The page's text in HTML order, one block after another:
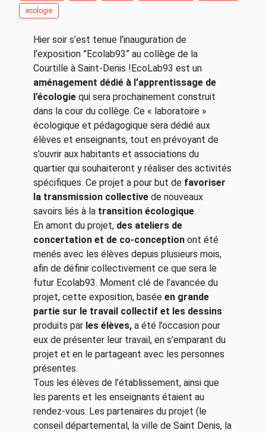
ecologie
Hier soir s’est tenue l’inauguration de
l’exposition ”Ecolab93” au collège de la
Courtille à Saint-Denis !EcoLab93 est un
aménagement dédié à l’apprentissage de
l’écologie qui sera prochainement construit
dans la cour du collège. Ce « laboratoire »
écologique et pédagogique sera dédié aux
élèves et enseignants, tout en prévoyant de
s’ouvrir aux habitants et associations du
quartier qui souhaiteront y réaliser des activités
spécifiques. Ce projet a pour but de favoriser
la transmission collective de nouveaux
savoirs liés à la transition écologique.
En amont du projet, des ateliers de
concertation et de co-conception ont été
menés avec les élèves depuis plusieurs mois,
afin de définir collectivement ce que sera le
futur Ecolab93. Moment clé de l’avancée du
projet, cette exposition, basée en grande
partie sur le travail collectif et les dessins
produits par les élèves, a été l’occasion pour
eux de présenter leur travail, en s’emparant du
projet et en le partageant avec les personnes
présentes.
Tous les élèves de l’établissement, ainsi que
les parents et les enseignants étaient au
rendez-vous. Les partenaires du projet (le
conseil départemental, la ville de Saint Denis, la